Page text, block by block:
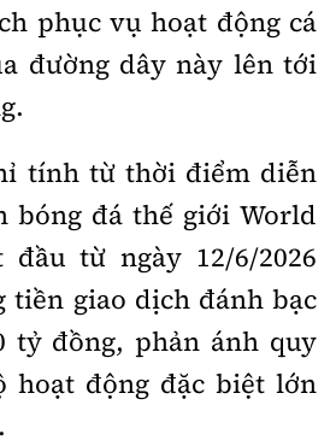
phục vụ hoạt động cá
đường dây này lên tới
tính từ thời điểm diễn
bóng đá thế giới World
đầu từ ngày 12/6/2026
tiền giao dịch đánh bạc
tỷ đồng, phản ánh quy
hoạt động đặc biệt lớn